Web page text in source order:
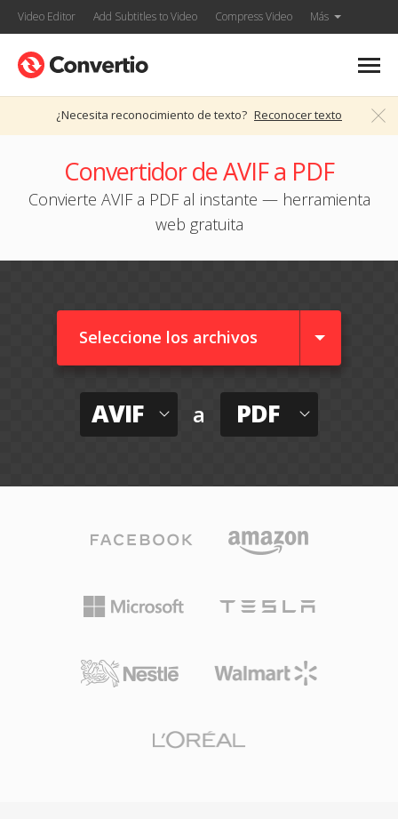
Video Editor Add Subtitles to Video Compress Video Más
¿Necesita reconocimiento de texto? Reconocer texto
Convertidor de AVIF a PDF
Convierte AVIF a PDF al instante — herramienta
web gratuita
Seleccione los archivos
AVIF a PDF